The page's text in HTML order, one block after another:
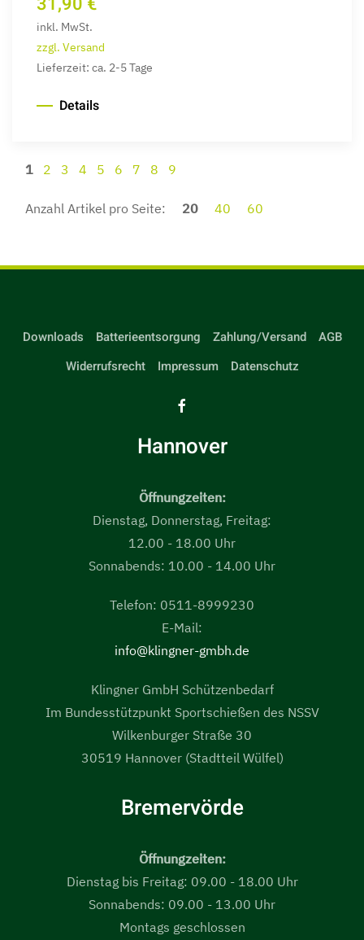
inkl. MwSt.
zzgl. Versand
Lieferzeit: ca. 2-5 Tage
Details
1 2 3 4 5 6 7 8 9
Anzahl Artikel pro Seite: 20 40 60
Downloads Batterieentsorgung Zahlung/Versand
AGB
Widerrufsrecht
Impressum Datenschutz
Hannover
Öffnungzeiten:
Dienstag, Donnerstag, Freitag:
12.00 - 18.00 Uhr
Sonnabends: 10.00 - 14.00 Uhr
Telefon: 0511-8999230
E-Mail:
info@klingner-gmbh.de
Klingner GmbH Schützenbedarf
Im Bundesstützpunkt Sportschießen des NSSV
Wilkenburger Straße 30
30519 Hannover (Stadtteil Wülfel)
Bremervörde
Öffnungzeiten:
Dienstag bis Freitag: 09.00 - 18.00 Uhr
Sonnabends: 09.00 - 13.00 Uhr
Montags geschlossen